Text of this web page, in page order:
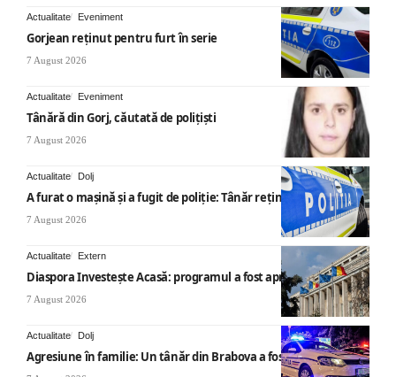
Actualitate Eveniment
Gorjean reținut pentru furt în serie
7 August 2026
Actualitate Eveniment
Tânără din Gorj, căutată de polițiști
7 August 2026
Actualitate Dolj
A furat o mașină și a fugit de poliție: Tânăr reținut
7 August 2026
Actualitate Extern
Diaspora Investește Acasă: programul a fost aprobat
7 August 2026
Actualitate Dolj
Agresiune în familie: Un tânăr din Brabova a fost arestat